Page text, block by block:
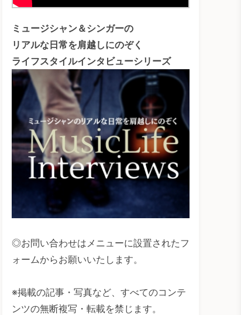
ミュージシャン＆シンガーの
リアルな日常を肩越しにのぞく
ライフスタイルインタビューシリーズ
◎お問い合わせはメニューに設置されたフ
ォームからお願いいたします。
※掲載の記事・写真など、すべてのコンテ
ンツの無断複写・転載を禁じます。